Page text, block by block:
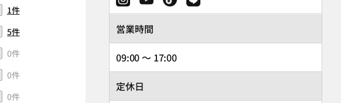
1件
5件
0件
0件
0件
営業時間
09:00 ～ 17:00
定休日